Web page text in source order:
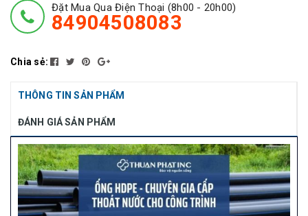
Đặt Mua Qua Điện Thoại (8h00 - 20h00)
84904508083
Chia sẻ:
THÔNG TIN SẢN PHẨM
ĐÁNH GIÁ SẢN PHẨM